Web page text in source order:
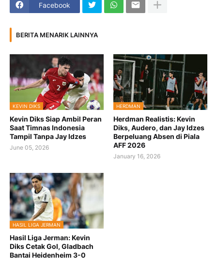
Facebook
BERITA MENARIK LAINNYA
KEVIN DIKS
Kevin Diks Siap Ambil Peran
Saat Timnas Indonesia
Tampil Tanpa Jay Idzes
June 05, 2026
HERDMAN
Herdman Realistis: Kevin
Diks, Audero, dan Jay Idzes
Berpeluang Absen di Piala
AFF 2026
January 16, 2026
HASIL LIGA JERMAN
Hasil Liga Jerman: Kevin
Diks Cetak Gol, Gladbach
Bantai Heidenheim 3-0